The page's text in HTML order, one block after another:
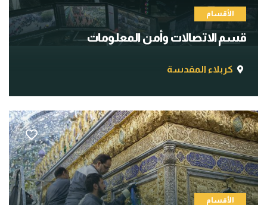
الأقسام
قسم الاتصالات وأمن المعلومات
كربلاء المقدسة
الأقسام